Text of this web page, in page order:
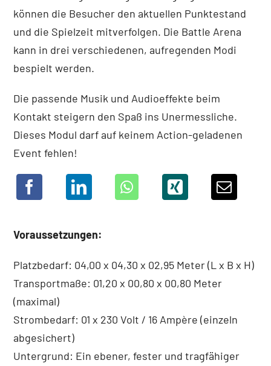
können die Besucher den aktuellen Punktestand
und die Spielzeit mitverfolgen. Die Battle Arena
kann in drei verschiedenen, aufregenden Modi
bespielt werden.
Die passende Musik und Audioeffekte beim
Kontakt steigern den Spaß ins Unermessliche.
Dieses Modul darf auf keinem Action-geladenen
Event fehlen!
Voraussetzungen:
Platzbedarf: 04,00 x 04,30 x 02,95 Meter (L x B x H)
Transportmaße: 01,20 x 00,80 x 00,80 Meter
(maximal)
Strombedarf: 01 x 230 Volt / 16 Ampère (einzeln
abgesichert)
Untergrund: Ein ebener, fester und tragfähiger